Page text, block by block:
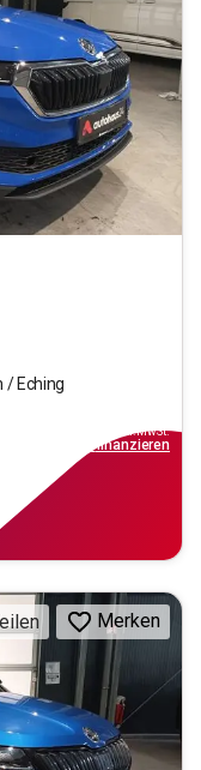
/ Eching
inkl.MwSt.
finanzieren
Merken